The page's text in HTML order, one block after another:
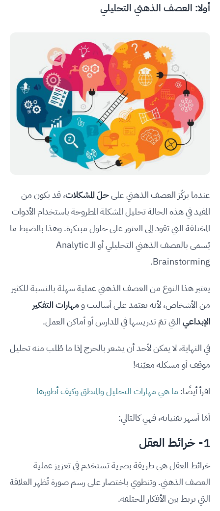
أولا: العصف الذهني التحليلي
عندما يركّز العصف الذهني علىحلّ المشكلات، قد يكون من
المفيد في هذه الحالة تحليل المشكلة المطروحة باستخدام الأدوات
المختلفة التي تقود إلى العثور على حلول مبتكرة. وهذا بالضبط ما
يُسمى بالعصف الذهني التحليلي أو الـ Analytic
Brainstorming.
يعتبر هذا النوع من العصف الذهني عملية سهلة بالنسبة للكثير
من الأشخاص، لأنه يعتمد على أساليب ومهارات التفكير
الإبداعيالتي تمّ تدريسها في المدارس أو أماكن العمل.
في النهاية، لا يمكن لأحد أن يشعر بالحرج إذا ما طُلب منه تحليل
موقف أو مشكلة معيّنة!
اقرأ أيضًا: ما هي مهارات التحليل والمنطق وكيف أطورها
أمّا أشهر تقنياته، فهي كالتالي:
1- خرائط العقل
خرائط العقل هي طريقة بصرية تستخدم في تعزيز عملية
العصف الذهني. وتنطوي باختصار على رسم صورة تُظهر العلاقة
التي تربط بين الأفكار المختلفة.